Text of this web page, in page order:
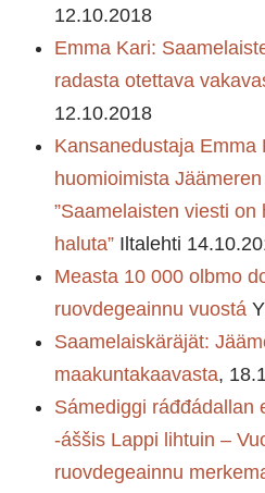
12.10.2018
Emma Kari:
radasta otettava
12.10.2018
Kansanedustaja Emma
huomioimista
”Saamelaisten viesti
haluta” Iltalehti
Measta 10 000 olbmo
ruovdegeainnu vuostá
Saamelaiskäräjät:
maakuntakaavasta,
Sámediggi ráđđádallan
-áššis Lappi lihtuin –
ruovdegeainnu